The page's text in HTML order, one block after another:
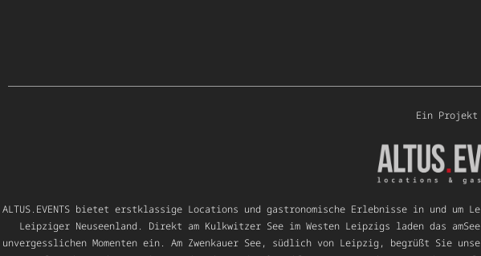
Ein Projekt
ALTUS.EVENTS bietet erstklassige Locations und gastronomische Erlebnisse in und
Leipziger Neuseenland. Direkt am Kulkwitzer See im Westen Leipzigs laden das amSee
unvergesslichen Momenten ein. Am Zwenkauer See, südlich von Leipzig, begrüßt Sie